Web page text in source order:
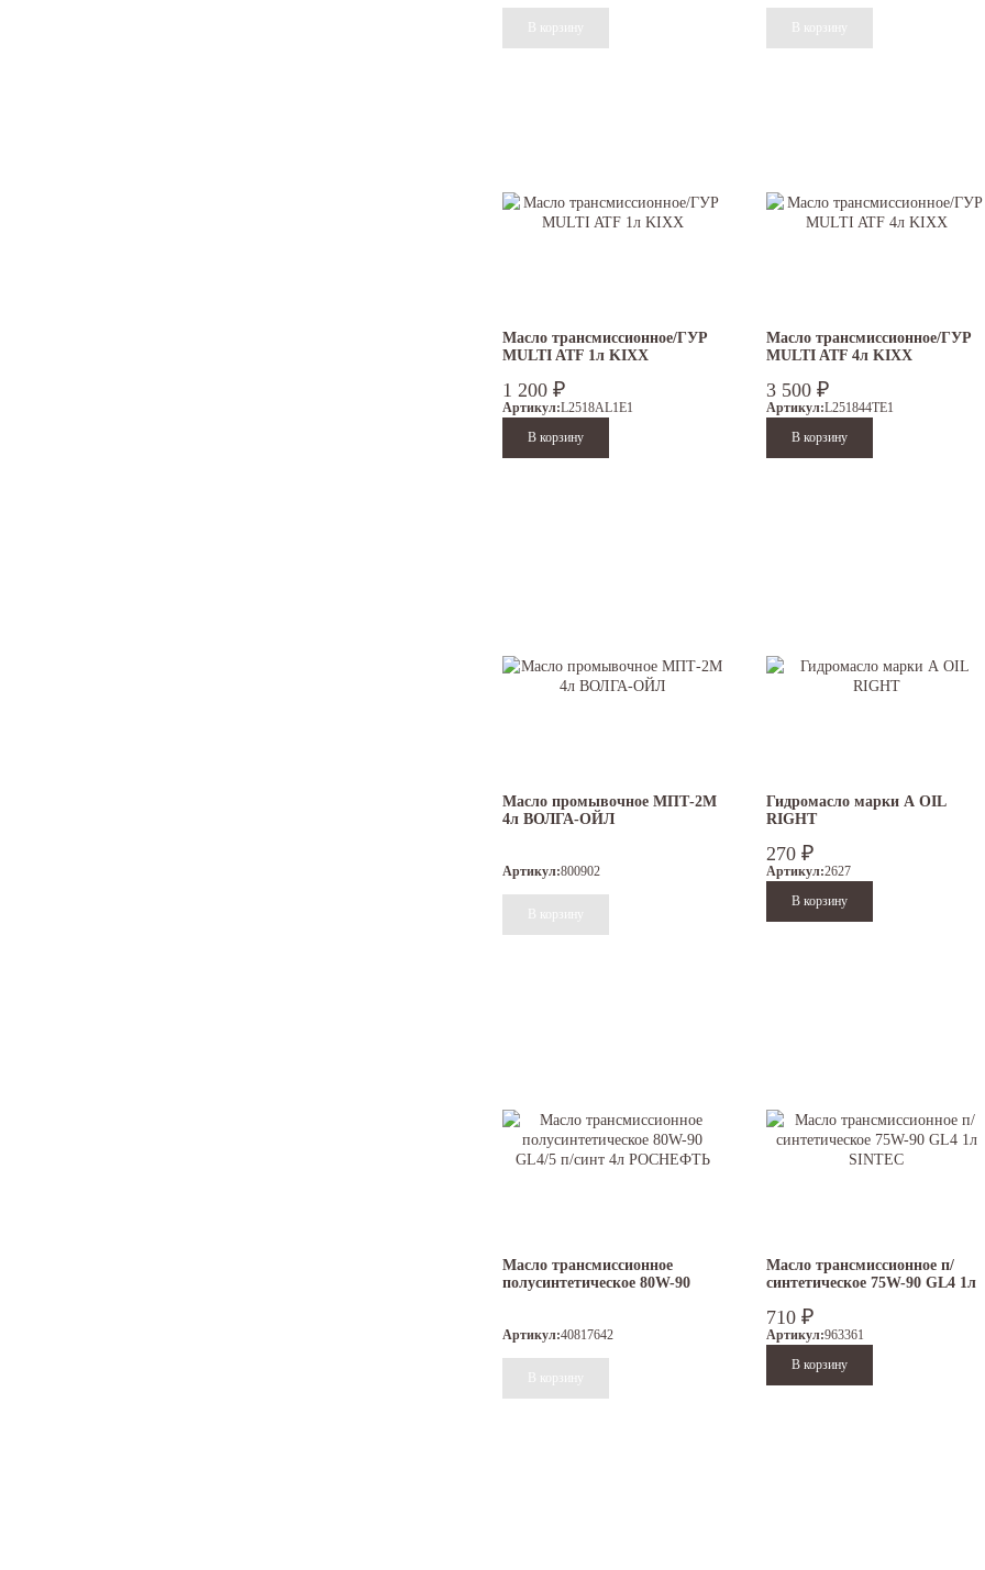
Масло трансмиссионное/ГУР
MULTI ATF 1л KIXX
1 200 ₽
Артикул:L2518AL1E1
Масло трансмиссионное/ГУР
MULTI ATF 4л KIXX
3 500 ₽
Артикул:L251844TE1
Масло промывочное МПТ-2М
4л ВОЛГА-ОЙЛ
Артикул:800902
Гидромасло марки А OIL
RIGHT
270 ₽
Артикул:2627
Масло трансмиссионное
полусинтетическое 80W-90
Артикул:40817642
Масло трансмиссионное п/
синтетическое 75W-90 GL4 1л
710 ₽
Артикул:963361